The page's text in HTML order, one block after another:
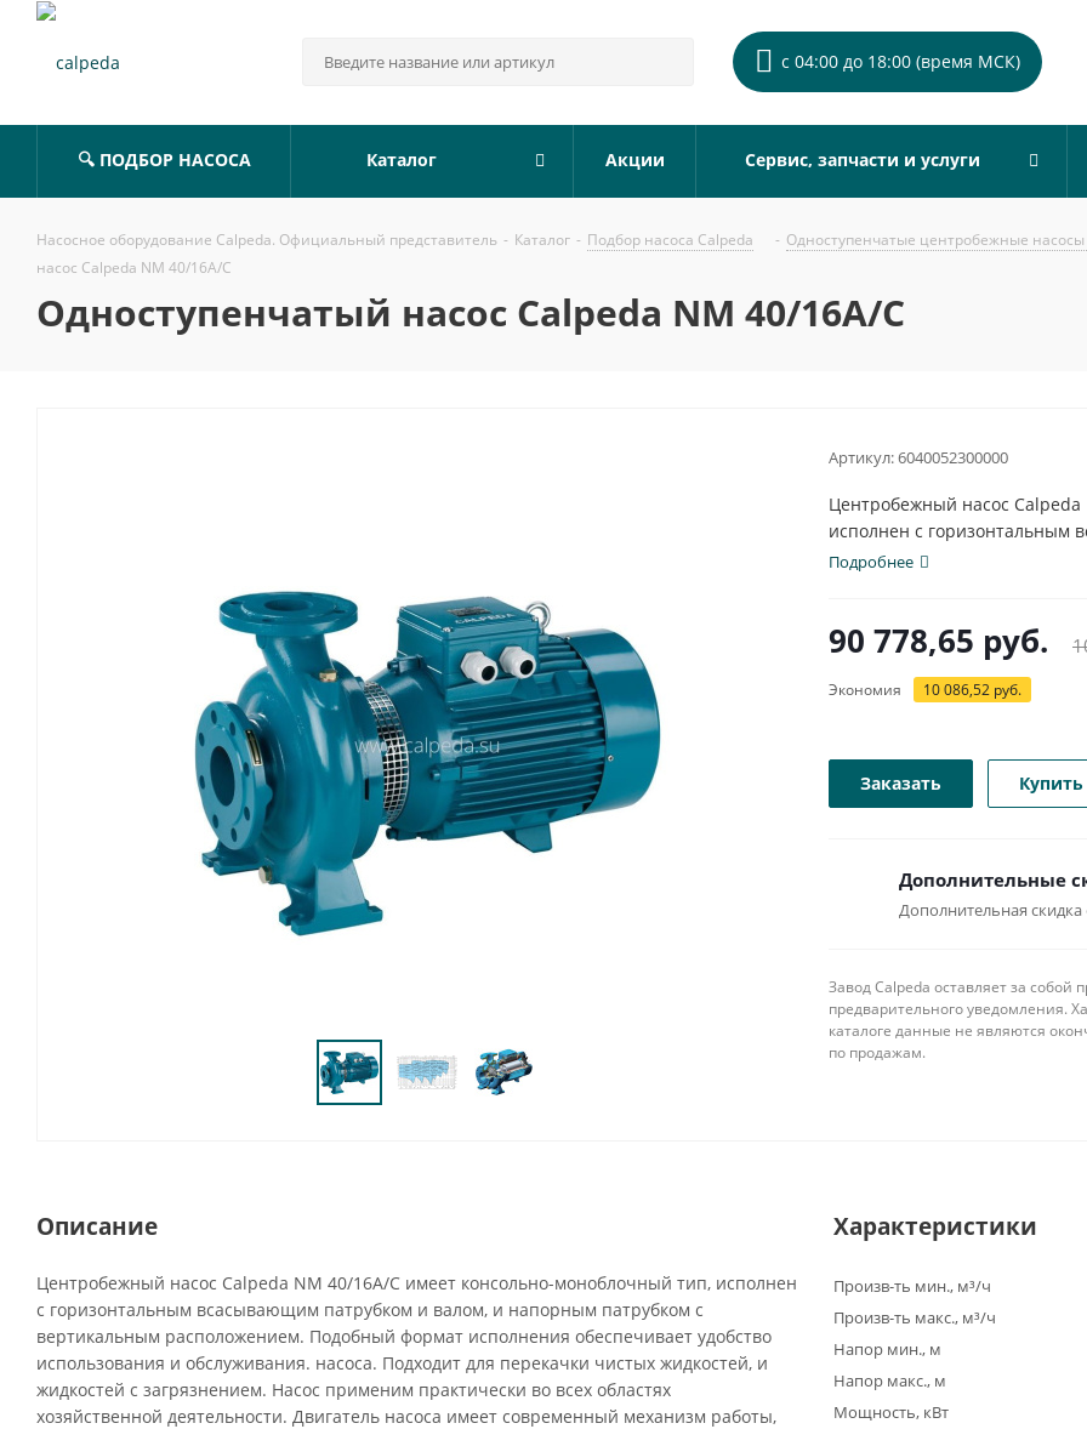
с 04:00 до 18:00 (время МСК)
🔍 ПОДБОР НАСОСА Каталог Акции Сервис, запчасти и услуги
Насосное оборудование Calpeda. Официальный представитель - Каталог - Подбор насоса Calpeda - Одноступенчатые центробежные
насос Calpeda NM 40/16A/C
Одноступенчатый насос Calpeda NM 40/16A/C
Артикул:6040052300000
Центробежный насос
исполнен с
патрубком с...
Подробнее
90 778,65 руб.
Экономия 10 086,52 руб.
Заказать
Дополнительные
Дополнительная скидка
Завод Calpeda оставляет за собой
предварительного уведомления.
каталоге данные не являются
по продажам.
Описание
Центробежный насос Calpeda NM 40/16A/C имеет консольно-моноблочный тип, исполнен
с горизонтальным всасывающим патрубком и валом, и напорным патрубком с
вертикальным расположением. Подобный формат исполнения обеспечивает удобство
использования и обслуживания. насоса. Подходит для перекачки чистых жидкостей, и
жидкостей с загрязнением. Насос применим практически во всех областях
хозяйственной деятельности. Двигатель насоса имеет современный механизм работы,
Характеристики
Произв-ть мин., м³/ч
Произв-ть макс., м³/ч
Напор мин., м
Напор макс., м
Мощность, кВт